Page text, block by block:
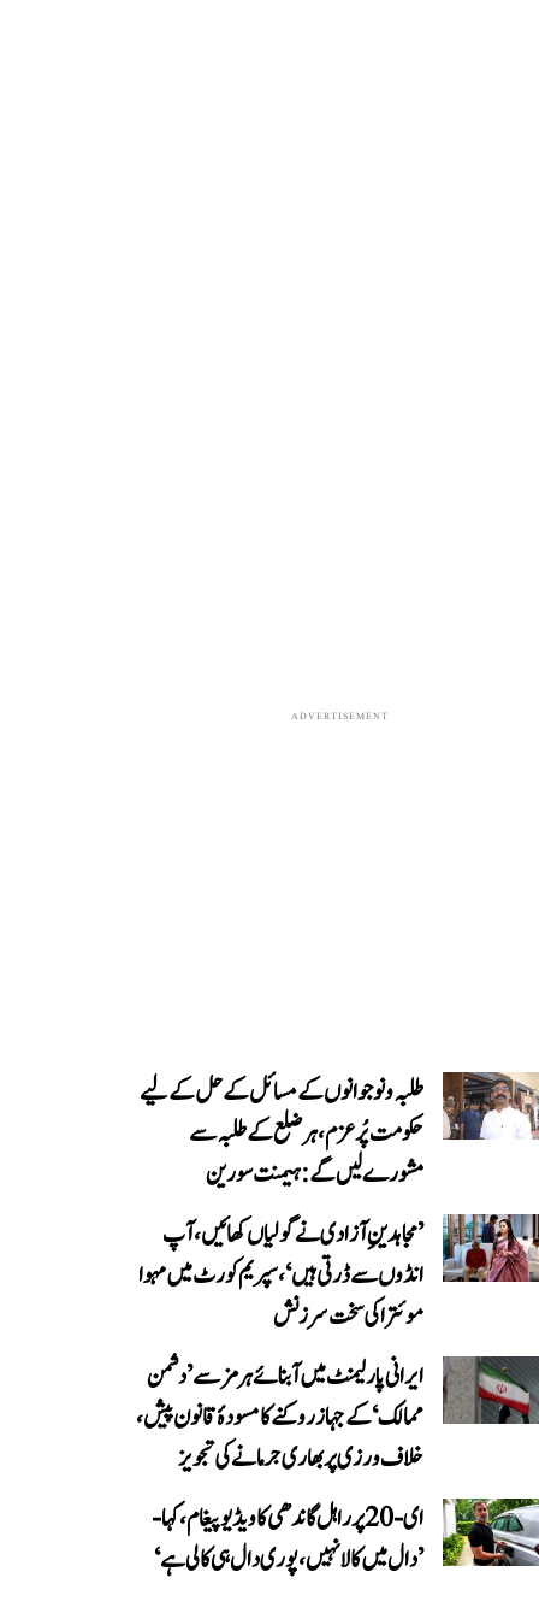
ADVERTISEMENT
طلبہ و نوجوانوں کے مسائل کے حل کے لیے
حکومت پُرعزم، ہر ضلع کے طلبہ سے
مشورے لیں گے: ہیمنت سورین
’مجاہدینِ آزادی نے گولیاں کھائیں، آپ
انڈوں سے ڈرتی ہیں‘، سپریم کورٹ میں مہوا
موئترا کی سخت سرزنش
ایرانی پارلیمنٹ میں آبنائے ہرمز سے ’دشمن
ممالک‘ کے جہاز روکنے کا مسودۂ قانون پیش،
خلاف ورزی پر بھاری جرمانے کی تجویز
ای-20 پر راہل گاندھی کا ویڈیو پیغام، کہا-
’دال میں کالا نہیں، پوری دال ہی کالی ہے‘